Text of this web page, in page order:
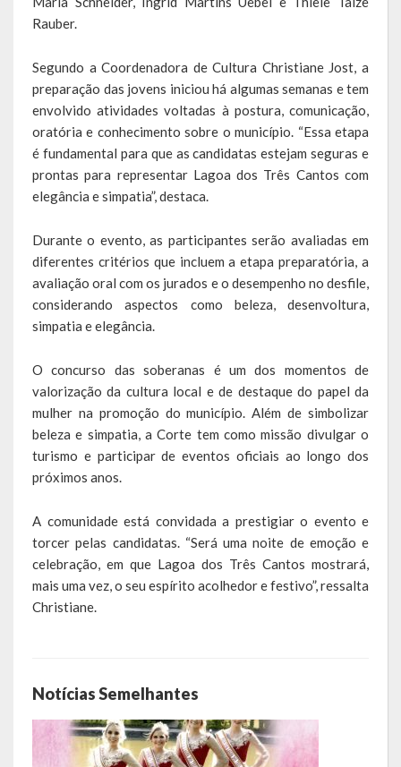
A História da Comunidade Católica Nossa Senhora da Assunção
de Linha Glória
A História da Comunidade Evangélica de Linha Glória
A História da Comunidade Católica São José de Linha Ojeriza
Gastronomia
Hospedagem
Calendário de Eventos
Galeria de Soberanas
Galeria de Vereadores
Galeria de Fotos
Vídeos
Programas
Publicações
Covid 19
Publicações Oficiais
SIAFIC
Rauber.
Segundo a Coordenadora de Cultura Christiane Jost, a
preparação das jovens iniciou há algumas semanas e tem
envolvido atividades voltadas à postura, comunicação,
oratória e conhecimento sobre o município. “Essa etapa
é fundamental para que as candidatas estejam seguras e
prontas para representar Lagoa dos Três Cantos com
elegância e simpatia”, destaca.
Durante o evento, as participantes serão avaliadas em
diferentes critérios que incluem a etapa preparatória, a
avaliação oral com os jurados e o desempenho no desfile,
considerando aspectos como beleza, desenvoltura,
simpatia e elegância.
O concurso das soberanas é um dos momentos de
valorização da cultura local e de destaque do papel da
mulher na promoção do município. Além de simbolizar
beleza e simpatia, a Corte tem como missão divulgar o
turismo e participar de eventos oficiais ao longo dos
próximos anos.
A comunidade está convidada a prestigiar o evento e
torcer pelas candidatas. “Será uma noite de emoção e
celebração, em que Lagoa dos Três Cantos mostrará,
mais uma vez, o seu espírito acolhedor e festivo”, ressalta
Christiane.
Notícias Semelhantes